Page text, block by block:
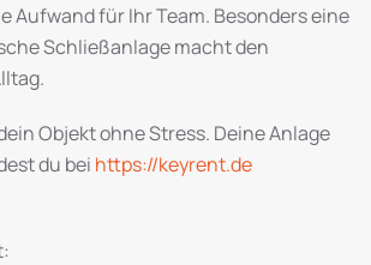
Aufwand für Ihr Team. Besonders eine
Schließanlage macht den
Objekt ohne Stress. Deine Anlage
du bei https://keyrent.de